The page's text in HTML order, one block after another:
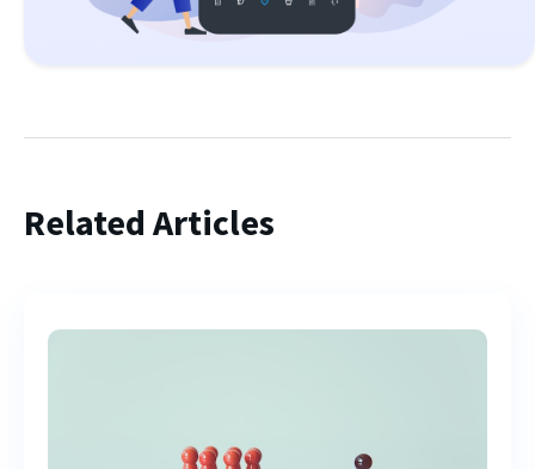
Related Articles